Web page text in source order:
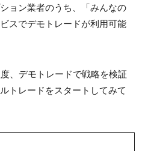
ョン業者のうち、「みんなの
スでデモトレードが利用可能
、デモトレードで戦略を検証
トレードをスタートしてみて